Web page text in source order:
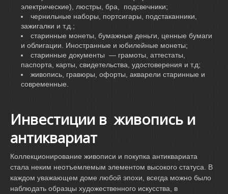
электрические), люстры, бра, подсвечники;
чернильные наборы, портсигары, подстаканники,
зажигалки и т.д.;
старинные монеты, бумажные деньги, ценные бумаги
и облигации. Иностранные и юбилейные монеты;
старинные документы — грамоты, аттестаты,
паспорта, карты, свидетельства, удостоверения и т.д;
живопись, гравюры, офорты, акварели старинные и
современные.
Инвестиции в живопись и
антиквариат
Коллекционирование живописи и покупка антиквариата
стала неким неотъемлемым элементом высокого статуса. В
каждом уважающем доме любой эпохи, всегда можно было
наблюдать образцы художественного искусства, в